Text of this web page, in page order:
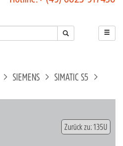
SIEMENS
SIMATIC S5
Zurück zu: 135U